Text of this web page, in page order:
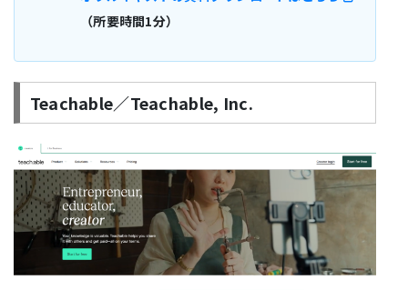
（所要時間1分）
Teachable／Teachable, Inc.